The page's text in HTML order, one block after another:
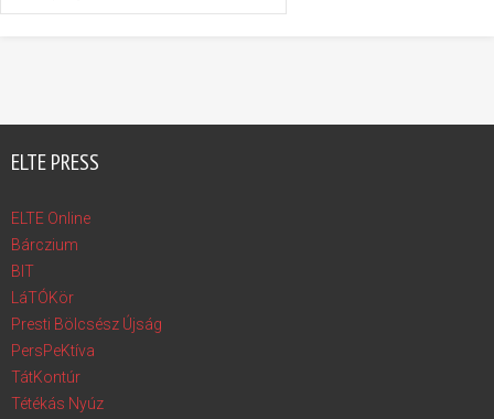
ELTE PRESS
ELTE Online
Bárczium
BIT
LáTÓKör
Presti Bölcsész Újság
PersPeKtíva
TátKontúr
Tétékás Nyúz